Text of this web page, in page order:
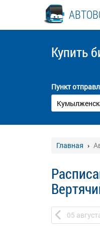
Купить
Пункт
Главная
05